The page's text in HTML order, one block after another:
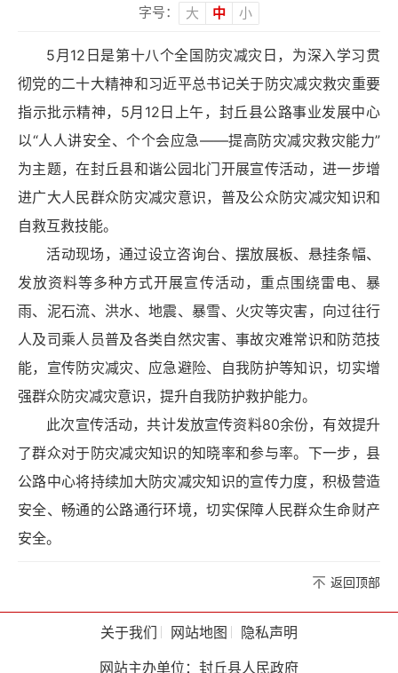
字号：
大 中 小
5月12日是第十八个全国防灾减灾日，为深入学习贯
彻党的二十大精神和习近平总书记关于防灾减灾救灾重要
指示批示精神，5月12日上午，封丘县公路事业发展中心
以“人人讲安全、个个会应急——提高防灾减灾救灾能力”
为主题，在封丘县和谐公园北门开展宣传活动，进一步增
进广大人民群众防灾减灾意识，普及公众防灾减灾知识和
自救互救技能。
活动现场，通过设立咨询台、摆放展板、悬挂条幅、
发放资料等多种方式开展宣传活动，重点围绕雷电、暴
雨、泥石流、洪水、地震、暴雪、火灾等灾害，向过往行
人及司乘人员普及各类自然灾害、事故灾难常识和防范技
能，宣传防灾减灾、应急避险、自我防护等知识，切实增
强群众防灾减灾意识，提升自我防护救护能力。
此次宣传活动，共计发放宣传资料80余份，有效提升
了群众对于防灾减灾知识的知晓率和参与率。下一步，县
公路中心将持续加大防灾减灾知识的宣传力度，积极营造
安全、畅通的公路通行环境，切实保障人民群众生命财产
安全。
返回顶部
关于我们 网站地图
隐私声明
网站主办单位：封丘县人民政府